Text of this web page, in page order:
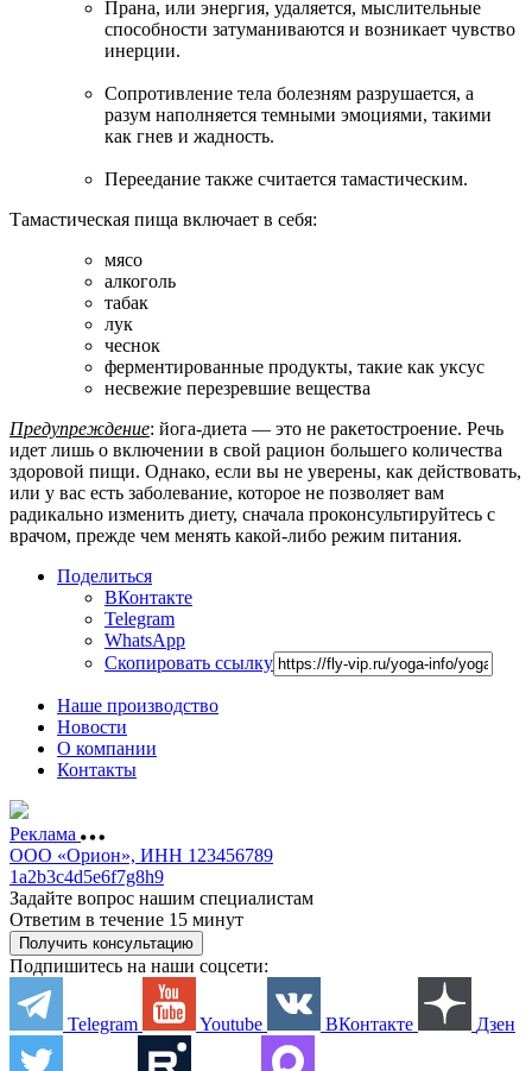
Прана, или энергия, удаляется, мыслительные
способности затуманиваются и возникает чувство
инерции.
Сопротивление тела болезням разрушается, а
разум наполняется темными эмоциями, такими
как гнев и жадность.
Переедание также считается тамастическим.
Тамастическая пища включает в себя:
мясо
алкоголь
табак
лук
чеснок
ферментированные продукты, такие как уксус
несвежие перезревшие вещества
Предупреждение: йога-диета — это не ракетостроение. Речь
идет лишь о включении в свой рацион большего количества
здоровой пищи. Однако, если вы не уверены, как действовать,
или у вас есть заболевание, которое не позволяет вам
радикально изменить диету, сначала проконсультируйтесь с
врачом, прежде чем менять какой-либо режим питания.
Поделиться
ВКонтакте
Telegram
WhatsApp
Скопировать ссылку
Наше производство
Новости
О компании
Контакты
Реклама
ООО «Орион», ИНН 123456789
1a2b3c4d5e6f7g8h9
Задайте вопрос нашим специалистам
Ответим в течение 15 минут
Получить консультацию
Подпишитесь на наши соцсети:
Telegram Youtube ВКонтакте Дзен